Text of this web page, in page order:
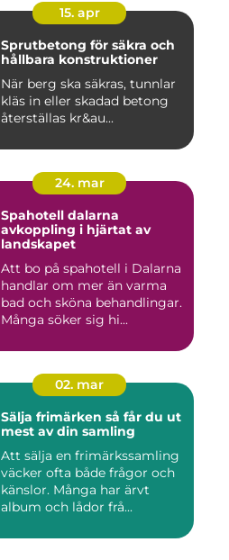
15. apr
Sprutbetong för säkra och
hållbara konstruktioner
När berg ska säkras, tunnlar
kläs in eller skadad betong
återställas kr&au...
24. mar
Spahotell dalarna
avkoppling i hjärtat av
landskapet
Att bo på spahotell i Dalarna
handlar om mer än varma
bad och sköna behandlingar.
Många söker sig hi...
02. mar
Sälja frimärken så får du ut
mest av din samling
Att sälja en frimärkssamling
väcker ofta både frågor och
känslor. Många har ärvt
album och lådor frå...